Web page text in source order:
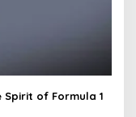
of Formula 1